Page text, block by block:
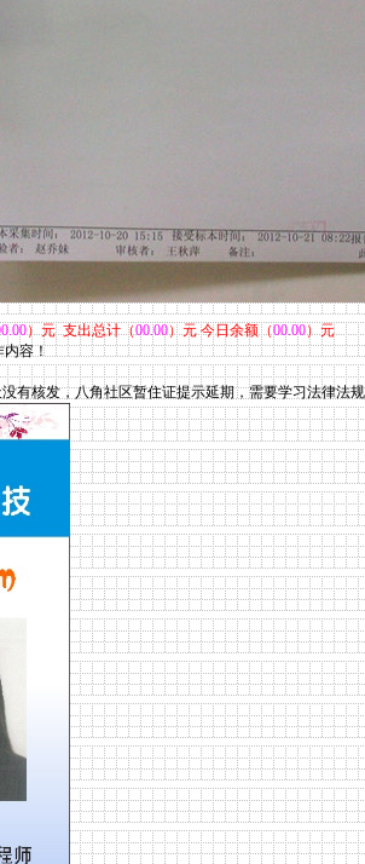
）元 支出总计（00.00）元 今日余额（00.00）元
内容！
有核发，八角社区暂住证提示延期，需要学习法律法规